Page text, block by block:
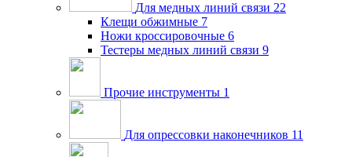
Для медных линий связи 22
Клещи обжимные 7
Ножи кроссировочные 6
Тестеры медных линий связи 9
Прочие инструменты 1
Для опрессовки наконечников 11